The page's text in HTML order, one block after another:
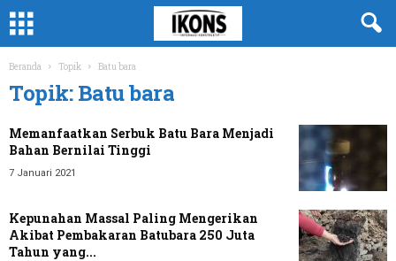
Beranda Topik Batu bara
Topik: Batu bara
Memanfaatkan Serbuk Batu Bara Menjadi
Bahan Bernilai Tinggi
7 Januari 2021
Kepunahan Massal Paling Mengerikan
Akibat Pembakaran Batubara 250 Juta
Tahun yang...